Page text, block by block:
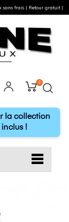
0
la collection
!
sans frais | Retour gratuit |